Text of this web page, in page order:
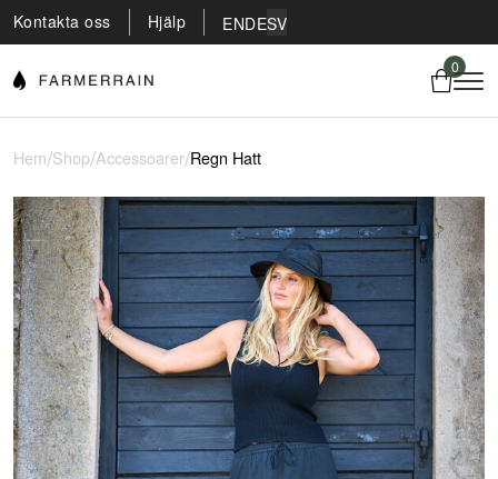
Kontakta oss Hjälp ENDESV
0
Hem/Shop/Accessoarer/Regn Hatt